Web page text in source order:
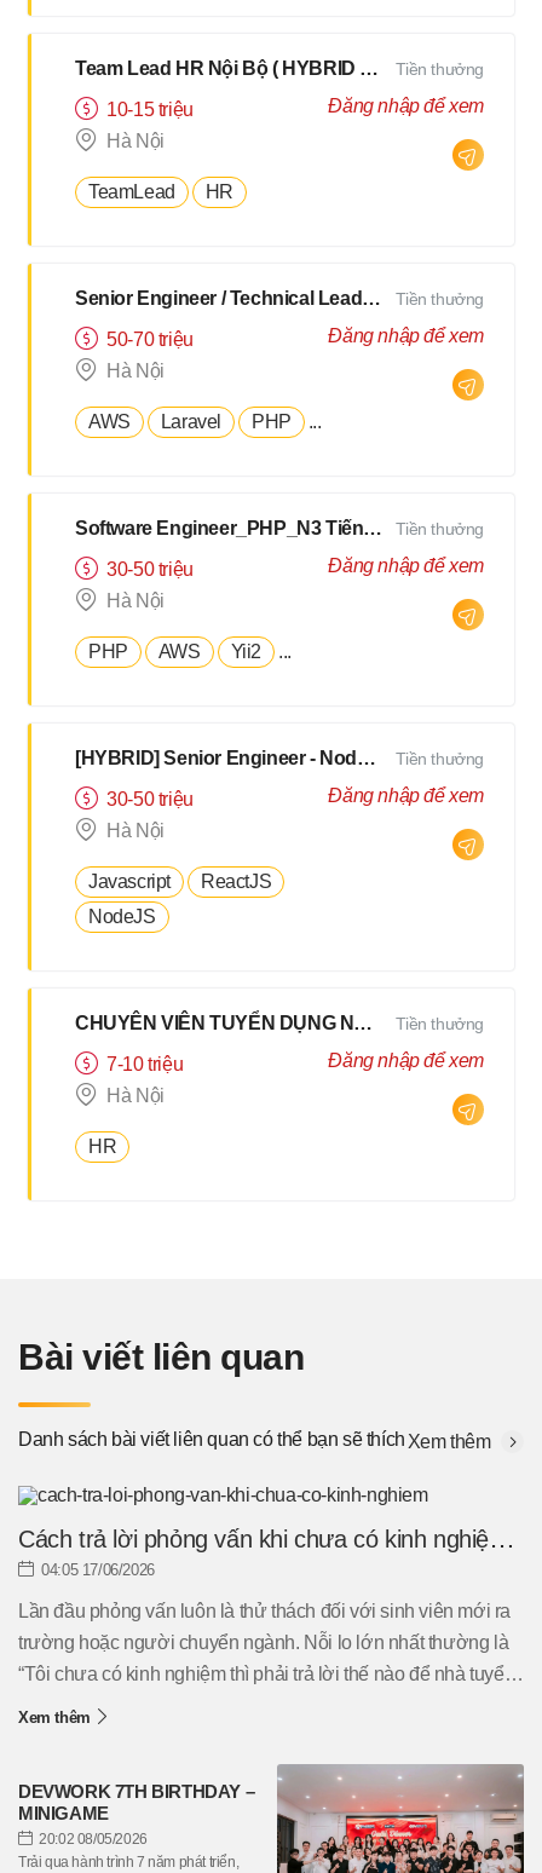
Team Lead HR Nội Bộ ( HYBRID 2Buổi/Tuần )
10-15 triệu
Hà Nội
TeamLead HR
Tiền thưởng
Đăng nhập để xem
Senior Engineer / Technical Leader - N2 Tiếng Nhật - Lương upto $3000
50-70 triệu
Hà Nội
AWS Laravel PHP ...
Tiền thưởng
Đăng nhập để xem
Software Engineer_PHP_N3 Tiếng Nhật [Salary up to $2500]
30-50 triệu
Hà Nội
PHP AWS Yii2 ...
Tiền thưởng
Đăng nhập để xem
[HYBRID] Senior Engineer - NodeJS, TypeScript - N3 Tiếng Nhật [ Hà Nội/Đà Nẵng]
30-50 triệu
Hà Nội
Javascript
ReactJS
NodeJS
Tiền thưởng
Đăng nhập để xem
CHUYÊN VIÊN TUYỂN DỤNG NỘI BỘ HYBRID 2Buổi/Tuần
7-10 triệu
Hà Nội
HR
Tiền thưởng
Đăng nhập để xem
Bài viết liên quan
Danh sách bài viết liên quan có thể bạn sẽ thích Xem thêm
Cách trả lời phỏng vấn khi chưa có kinh nghiệm
hiệu quả
04:05 17/06/2026
Lần đầu phỏng vấn luôn là thử thách đối với sinh viên mới ra
trường hoặc người chuyển ngành. Nỗi lo lớn nhất thường là
“Tôi chưa có kinh nghiệm thì phải trả lời thế nào để nhà tuyển
dụng đánh giá cao?”. Thực tế, kinh nghiệm không phải yếu tố
kỹ năng, thái độ và tiềm năng phát triển, bạn hoàn toàn có thể
ghi điểm trong mắt nhà tuyển dụng. Hãy cùng tìm hiểu cách trả
lời phỏng vấn khi chưa có kinh nghiệm hiệu quả qua bài viết
dưới đây....
Xem thêm
DEVWORK 7TH BIRTHDAY –
MINIGAME
20:02 08/05/2026
Trải qua hành trình 7 năm phát triển,